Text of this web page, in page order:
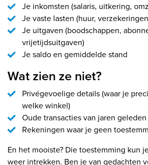
Je inkomsten (salaris, uitkering,
Je vaste lasten (huur,
Je uitgaven (boodschappen,
vrijetijdsuitgaven)
Je saldo en gemiddelde stand
Wat zien ze niet?
Privégevoelige details (waar je
welke winkel)
Oude transacties van jaren geleden
Rekeningen waar je geen
En het mooiste? Die toestemming kun
weer intrekken. Ben je van gedachten